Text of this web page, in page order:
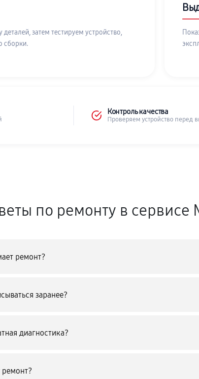
затем тестируем устройство,
сборки.
Контроль качества
Проверяем устройство перед
по ремонту в сервисе
ремонт?
заранее?
диагностика?
ремонт?